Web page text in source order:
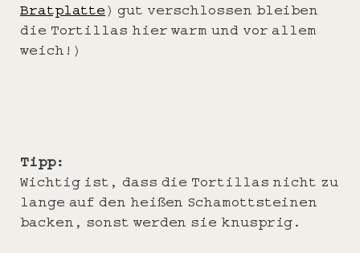
Bratplatte ) gut verschlossen bleiben
die Tortillas hier warm und vor allem
weich!)
Tipp:
Wichtig ist, dass die Tortillas nicht zu
lange auf den heißen Schamottsteinen
backen, sonst werden sie knusprig.